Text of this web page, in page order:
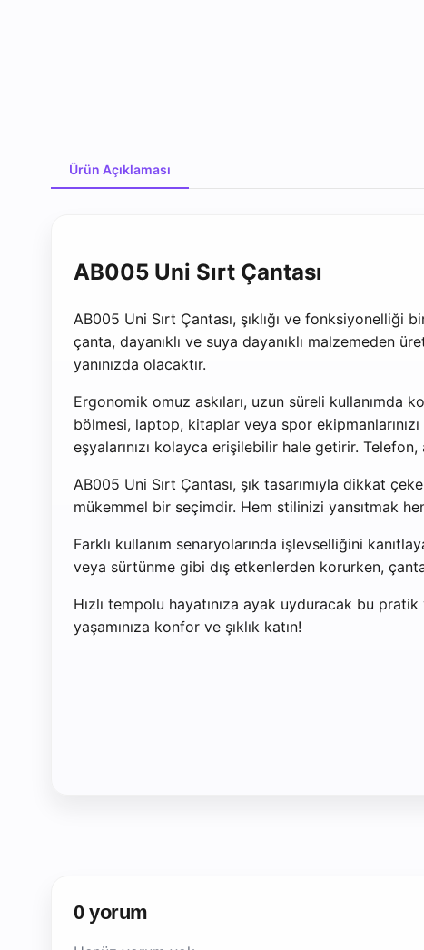
Ürün Açıklaması
AB005 Uni Sırt Çantası
AB005 Uni Sırt Çantası, şıklığı ve fonksiyonelliği
çanta, dayanıklı ve suya dayanıklı malzemeden
yanınızda olacaktır.
Ergonomik omuz askıları, uzun süreli kullanımda
bölmesi, laptop, kitaplar veya spor
eşyalarınızı kolayca erişilebilir hale getirir.
AB005 Uni Sırt Çantası, şık tasarımıyla dikkat
mükemmel bir seçimdir. Hem stilinizi yansıtmak
Farklı kullanım senaryolarında işlevselliğini
veya sürtünme gibi dış etkenlerden korurken,
Hızlı tempolu hayatınıza ayak uyduracak bu
yaşamınıza konfor ve şıklık katın!
0 yorum